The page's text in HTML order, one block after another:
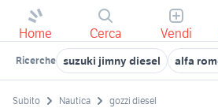
Home Cerca Vendi
Ricerche suzuki jimny diesel alfa
Subito Nautica gozzi diesel